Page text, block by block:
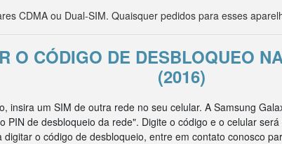
CDMA ou Dual-SIM. Quaisquer pedidos para esses
O CÓDIGO DE DESBLOQUEO
(2016)
insira um SIM de outra rede no seu celular. A Samsung
PIN de desbloqueio da rede". Digite o código e o celular
o código de desbloqueio, entre em contato conosco